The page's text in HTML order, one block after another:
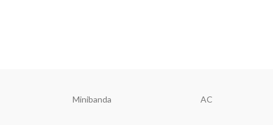
Minibanda AC